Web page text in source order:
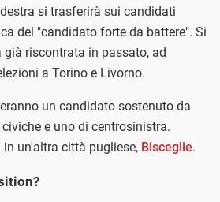
si trasferirà sui candidati
del "candidato forte da battere". Si
riscontrata in passato, ad
a Torino e Livorno.
un candidato sostenuto da
e uno di centrosinistra.
un'altra città pugliese, Bisceglie.